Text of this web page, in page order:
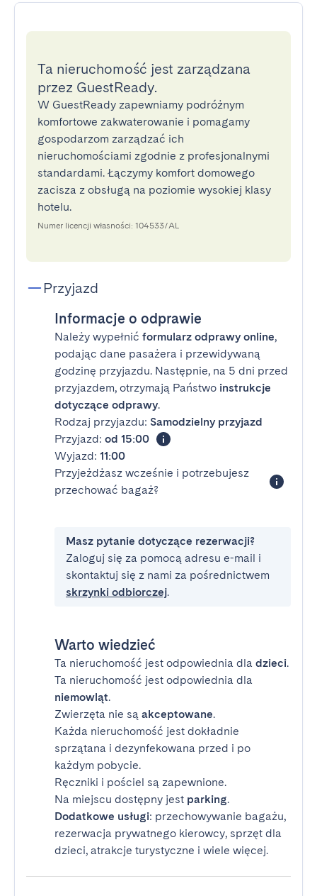
Ta nieruchomość jest zarządzana
przez GuestReady.
W GuestReady zapewniamy podróżnym
komfortowe zakwaterowanie i pomagamy
gospodarzom zarządzać ich
nieruchomościami zgodnie z profesjonalnymi
standardami. Łączymy komfort domowego
zacisza z obsługą na poziomie wysokiej klasy
hotelu.
Numer licencji własności: 104533/AL
Przyjazd
Informacje o odprawie
Należy wypełnić formularz odprawy online,
podając dane pasażera i przewidywaną
godzinę przyjazdu. Następnie, na 5 dni przed
przyjazdem, otrzymają Państwo instrukcje
dotyczące odprawy.
Rodzaj przyjazdu: Samodzielny przyjazd
Przyjazd: od 15:00
Wyjazd: 11:00
Przyjeżdżasz wcześnie i potrzebujesz
przechować bagaż?
Masz pytanie dotyczące rezerwacji?
Zaloguj się za pomocą adresu e-mail i
skontaktuj się z nami za pośrednictwem
skrzynki odbiorczej.
Warto wiedzieć
Ta nieruchomość jest odpowiednia dla dzieci.
Ta nieruchomość jest odpowiednia dla
niemowląt.
Zwierzęta nie są akceptowane.
Każda nieruchomość jest dokładnie
sprzątana i dezynfekowana przed i po
każdym pobycie.
Ręczniki i pościel są zapewnione.
Na miejscu dostępny jest parking.
Dodatkowe usługi: przechowywanie bagażu,
rezerwacja prywatnego kierowcy, sprzęt dla
dzieci, atrakcje turystyczne i wiele więcej.